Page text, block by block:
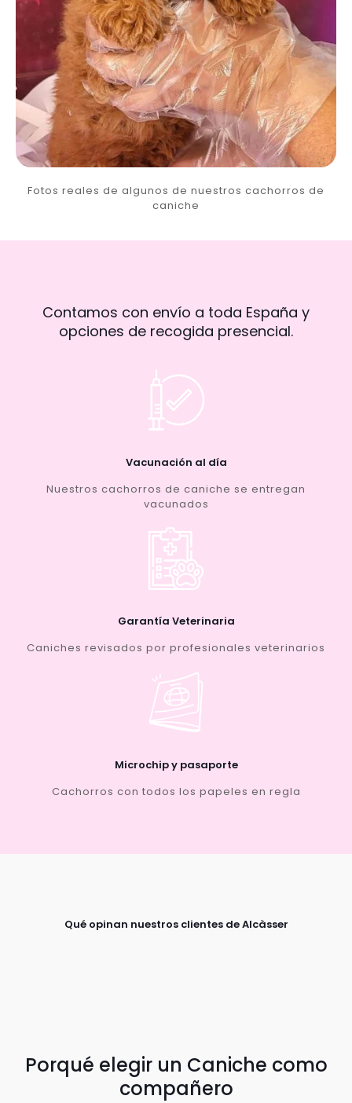
Fotos reales de algunos de nuestros cachorros de
caniche
Contamos con envío a toda España y
opciones de recogida presencial.
Vacunación al día
Nuestros cachorros de caniche se entregan
vacunados
Garantía Veterinaria
Caniches revisados por profesionales veterinarios
Microchip y pasaporte
Cachorros con todos los papeles en regla
Qué opinan nuestros clientes de Alcàsser
Porqué elegir un Caniche como
compañero